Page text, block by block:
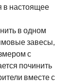
в настоящее
в одном
завесы,
с
починить
вместе с